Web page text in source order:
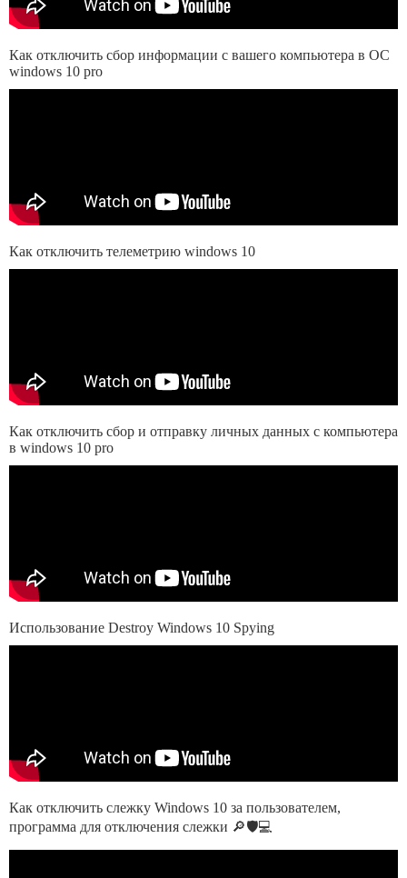
Как отключить сбор информации с вашего компьютера в ОС
windows 10 pro
Как отключить телеметрию windows 10
Как отключить сбор и отправку личных данных с компьютера
в windows 10 pro
Использование Destroy Windows 10 Spying
Как отключить слежку Windows 10 за пользователем,
программа для отключения слежки 🔎🛡️💻